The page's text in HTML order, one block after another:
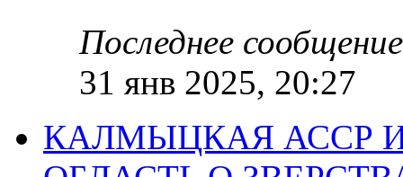
Последнее сообщение
31 янв 2025, 20:27
КАЛМЫЦКАЯ АССР